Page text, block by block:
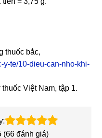
thuốc bắc,
y-te/10-dieu-can-nho-khi-
Việt Nam, tập 1.
(66 đánh giá)